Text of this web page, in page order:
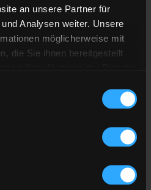
an unsere Partner für
Analysen weiter. Unsere
möglicherweise mit
die Sie ihnen bereitgestellt
Standard
GmbH & Co. KG